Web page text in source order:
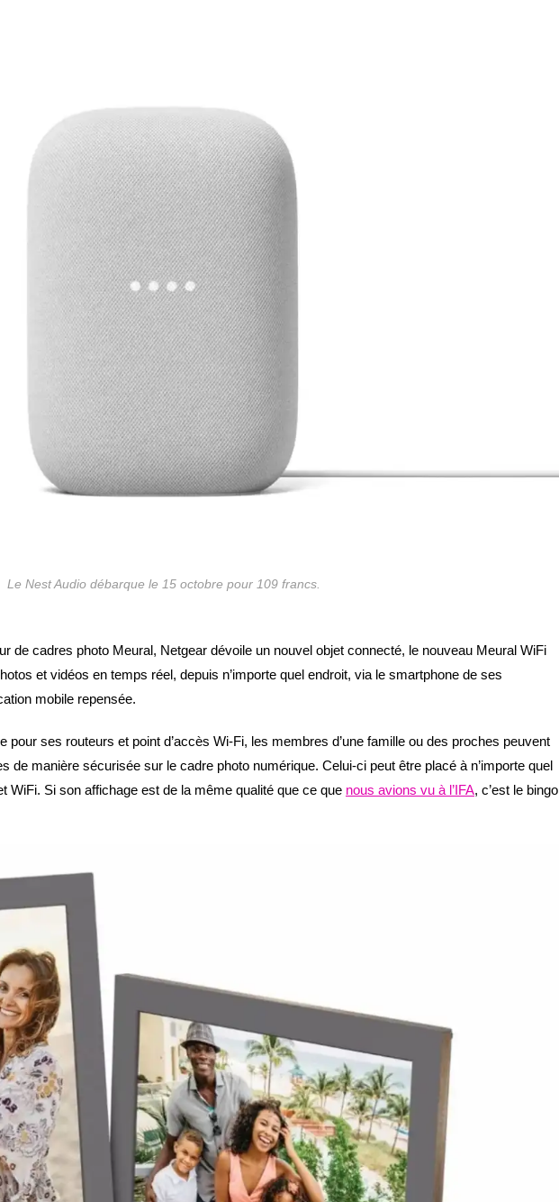
Le Nest Audio débarque le 15 octobre pour 109 francs.
de cadres photo Meural, Netgear dévoile un nouvel objet connecté, le nouveau Meural WiFi
et vidéos en temps réel, depuis n’importe quel endroit, via le smartphone de ses
mobile repensée.
pour ses routeurs et point d’accès Wi-Fi, les membres d’une famille ou des proches peuvent
de manière sécurisée sur le cadre photo numérique. Celui-ci peut être placé à n’importe quel
WiFi. Si son affichage est de la même qualité que ce que nous avions vu à l’IFA, c’est le bingo